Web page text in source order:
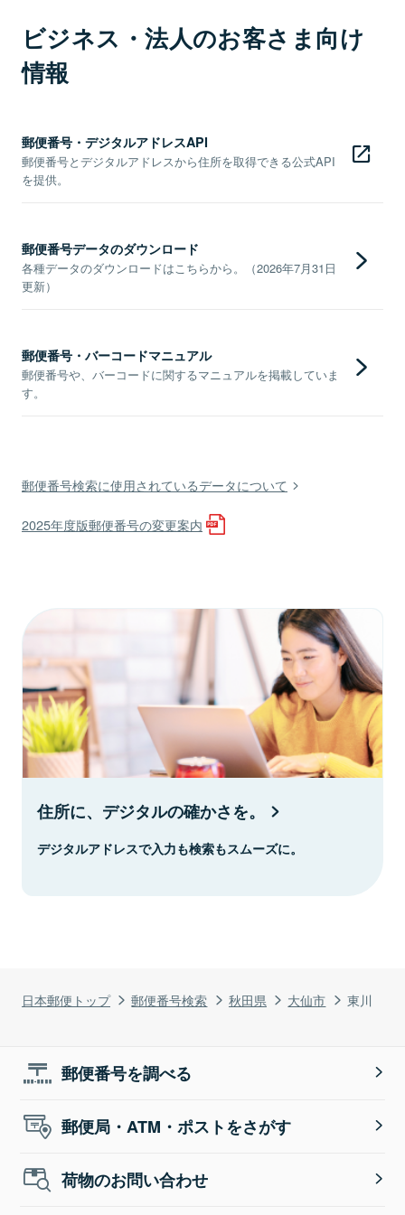
日本郵便トップ 郵便番号検索 秋田県 大仙市 東川
ビジネス・法人のお客さま向け
情報
郵便番号・デジタルアドレスAPI
郵便番号とデジタルアドレスから住所を取得できる公式API
を提供。
郵便番号データのダウンロード
各種データのダウンロードはこちらから。（2026年7月31日
更新）
郵便番号・バーコードマニュアル
郵便番号や、バーコードに関するマニュアルを掲載していま
す。
郵便番号検索に使用されているデータについて
2025年度版郵便番号の変更案内
住所に、デジタルの確かさを。
デジタルアドレスで入力も検索もスムーズに。
郵便番号を調べる
郵便局・ATM・ポストをさがす
荷物のお問い合わせ